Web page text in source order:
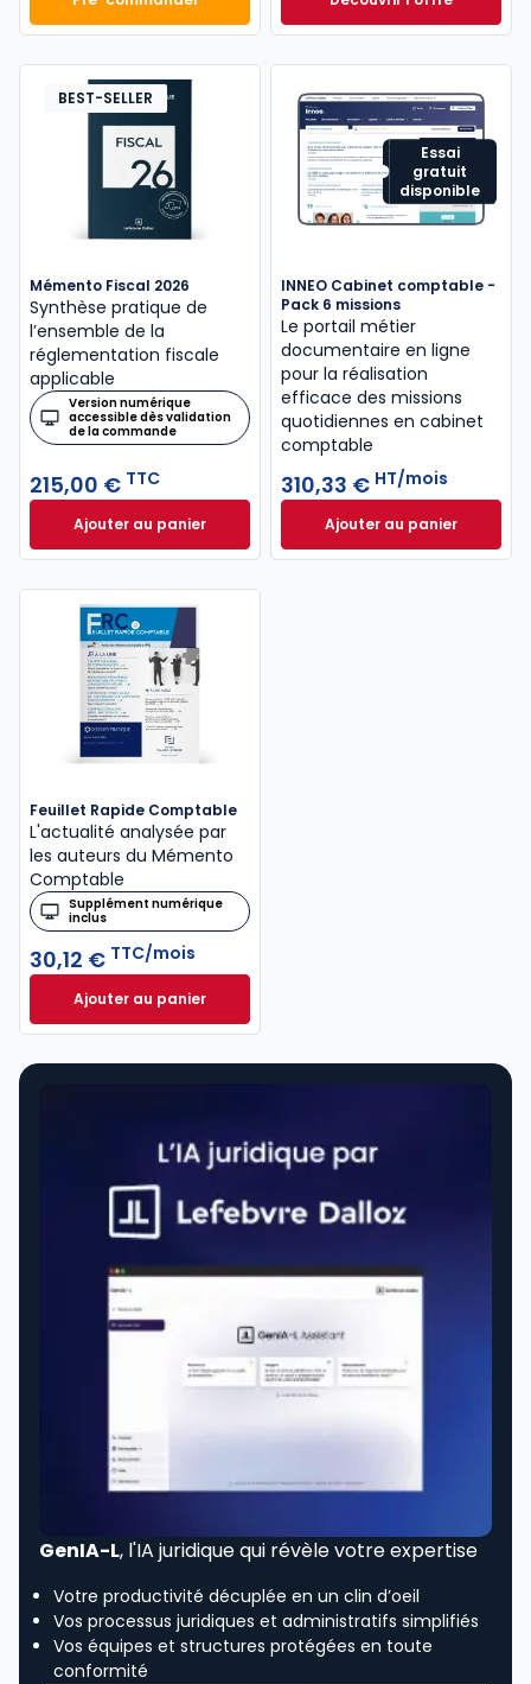
Mémento Comptable 2027 à 199,00 € TTCNavis Comptable
Dès
BEST-SELLER
Mémento Fiscal 2026
Synthèse pratique de
l’ensemble de la
réglementation fiscale
applicable
Version numérique
accessible dès validation
de la commande
215,00 € TTC
Ajouter au panierMémento Fiscal 2026 à 215,00 € TTC
Essai
gratuit
disponible
INNEO Cabinet comptable -
Pack 6 missions
Le portail métier
documentaire en ligne
pour la réalisation
efficace des missions
quotidiennes en cabinet
comptable
310,33 € HT/mois
Ajouter au panier
INNEO Cabinet
Feuillet Rapide Comptable
L'actualité analysée par
les auteurs du Mémento
Comptable
Supplément numérique
inclus
30,12 € TTC/mois
Ajouter au panierFeuillet Rapide Comptable à 30,12 €
GenIA-L, l'IA juridique qui révèle votre expertise
Votre productivité décuplée en un clin d’oeil
Vos processus juridiques et administratifs simplifiés
Vos équipes et structures protégées en toute
conformité